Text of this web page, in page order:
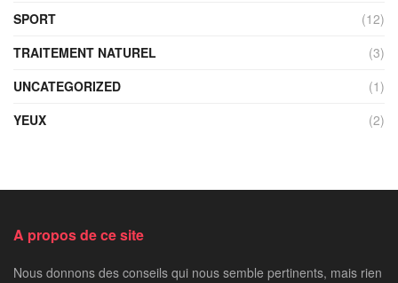
SPORT
(12)
TRAITEMENT NATUREL
(3)
UNCATEGORIZED
(1)
YEUX
(2)
A propos de ce site
Nous donnons des conseils qui nous semble pertinents, mais rien